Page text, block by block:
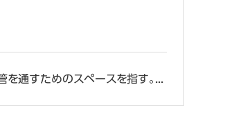
を通すためのスペースを指す。...